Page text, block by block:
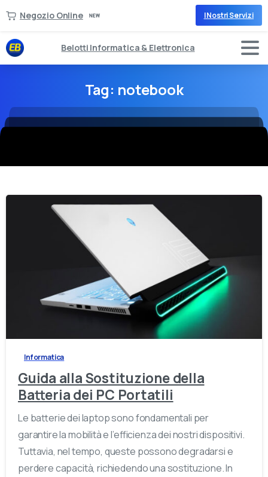
Negozio Online I Nostri Servizi
Belotti Informatica & Elettronica
Tag: notebook
Informatica
Guida alla Sostituzione della
Batteria dei PC Portatili
Le batterie dei laptop sono fondamentali per
garantire la mobilità e l’efficienza dei nostri dispositivi.
Tuttavia, nel tempo, queste possono degradarsi e
perdere capacità, richiedendo una sostituzione. In